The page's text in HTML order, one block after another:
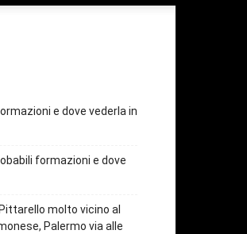
e dove vederla in
formazioni e dove
molto vicino al
Palermo via alle